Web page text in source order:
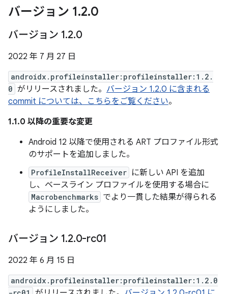
バージョン 1.2.0
バージョン 1.2.0
2022 年 7 月 27 日
androidx.profileinstaller:profileinstaller:1.2.
0 がリリースされました。 バージョン 1.2.0 に含まれる
commit については、こちらをご覧ください。
1.1.0 以降の重要な変更
Android 12 以降で使用される ART プロファイル形式
のサポートを追加しました。
ProfileInstallReceiver に新しい API を追加
し、ベースライン プロファイルを使用する場合に
Macrobenchmarks でより一貫した結果が得られる
ようにしました。
バージョン 1.2.0-rc01
2022 年 6 月 15 日
androidx.profileinstaller:profileinstaller:1.2.0